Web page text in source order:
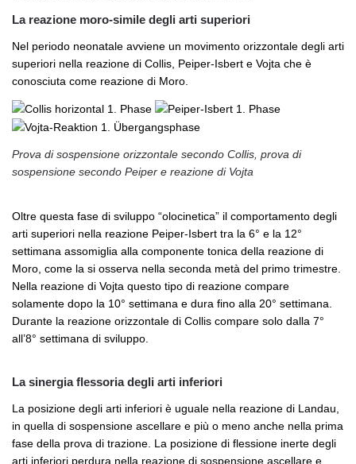
La reazione moro-simile degli arti superiori
Nel periodo neonatale avviene un movimento orizzontale degli arti
superiori nella reazione di Collis, Peiper-Isbert e Vojta che è
conosciuta come reazione di Moro.
Prova di sospensione orizzontale secondo Collis, prova di
sospensione secondo Peiper e reazione di Vojta
Oltre questa fase di sviluppo “olocinetica” il comportamento degli
arti superiori nella reazione Peiper-Isbert tra la 6° e la 12°
settimana assomiglia alla componente tonica della reazione di
Moro, come la si osserva nella seconda metà del primo trimestre.
Nella reazione di Vojta questo tipo di reazione compare
solamente dopo la 10° settimana e dura fino alla 20° settimana.
Durante la reazione orizzontale di Collis compare solo dalla 7°
all’8° settimana di sviluppo.
La sinergia flessoria degli arti inferiori
La posizione degli arti inferiori è uguale nella reazione di Landau,
in quella di sospensione ascellare e più o meno anche nella prima
fase della prova di trazione. La posizione di flessione inerte degli
arti inferiori perdura nella reazione di sospensione ascellare e